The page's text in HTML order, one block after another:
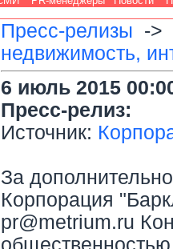
Пресс-релизы ->
недвижимость,
6 июль 2015
Пресс-релиз:
Источник:
За
Корпорация
pr@metrium.ru